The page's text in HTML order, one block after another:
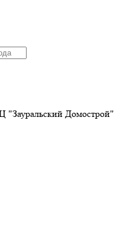
"Зауральский Домострой"